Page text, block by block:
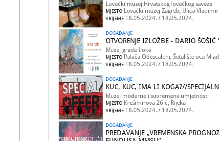
Lovački muzej Hrvatskog lovačkog saveza
MJESTO Lovački muzej Zagreb, Ulica
VRIJEME 18.05.2024. / 18.05.2024.
DOGADANJE
OTVORENJE IZLOŽBE - DARIO
Muzej grada Iloka
MJESTO Palača Odescalchi, Šetalište oca
VRIJEME 18.05.2024. / 18.05.2024.
DOGADANJE
KUC, KUC, IMA LI KOGA?//
Muzej moderne i suvremene umjetnosti
MJESTO Krešimirova 26 c, Rijeka
VRIJEME 18.05.2024. / 18.05.2024.
DOGADANJE
PREDAVANJE „VREMENSKA